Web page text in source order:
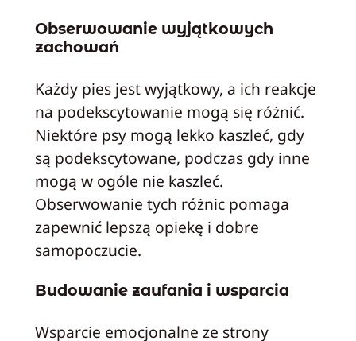
Obserwowanie wyjątkowych
zachowań
Każdy pies jest wyjątkowy, a ich reakcje
na podekscytowanie mogą się różnić.
Niektóre psy mogą lekko kaszleć, gdy
są podekscytowane, podczas gdy inne
mogą w ogóle nie kaszleć.
Obserwowanie tych różnic pomaga
zapewnić lepszą opiekę i dobre
samopoczucie.
Budowanie zaufania i wsparcia
Wsparcie emocjonalne ze strony